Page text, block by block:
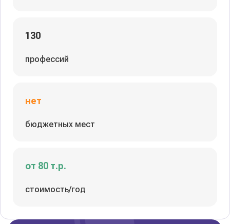
130
профессий
нет
бюджетных мест
от 80 т.р.
стоимость/год